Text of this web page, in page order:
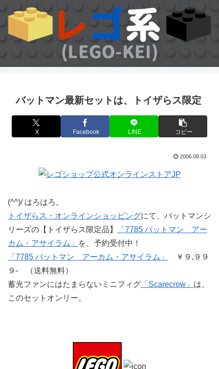
バットマン最新セットは、トイザらス限定
X Facebook LINE コピー
2006.08.03
(^^)/ はろはろ。
トイザらス・オンラインショッピングにて、バットマンシ
リーズの【トイザらス限定品】
「7785 バットマン アー
カム・アサイラム」
を、予約受付中！
「7785 バットマン アーカム・アサイラム」
￥９,９９
９- （送料無料）
蓄光ファンにはたまらないミニフィグ 「Scarecrow」 は、
このセットオンリー。